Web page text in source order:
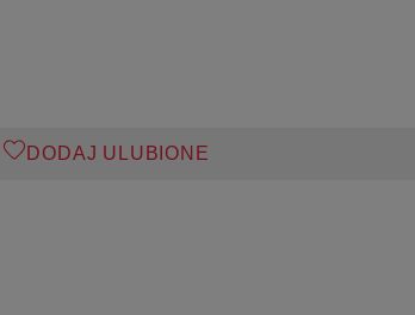
DODAJ ULUBIONE